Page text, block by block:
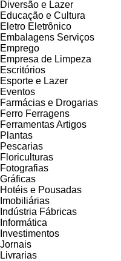
Diversão e Lazer
Educação e Cultura
Eletro Eletrônico
Embalagens Serviços
Emprego
Empresa de Limpeza
Escritórios
Esporte e Lazer
Eventos
Farmácias e Drogarias
Ferro Ferragens
Ferramentas Artigos
Plantas
Pescarias
Floriculturas
Fotografias
Gráficas
Hotéis e Pousadas
Imobiliárias
Indústria Fábricas
Informática
Investimentos
Jornais
Livrarias